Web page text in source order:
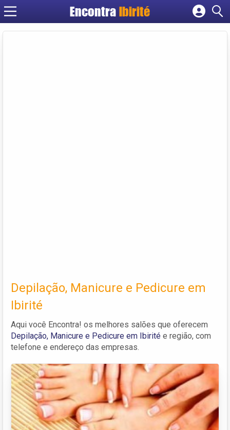
EncontraIbirité
Cadastrar empresa
Depilação, Manicure e Pedicure em
Ibirité
Aqui você Encontra! os melhores salões que oferecem
Depilação, Manicure e Pedicure em Ibirité e região, com
telefone e endereço das empresas.